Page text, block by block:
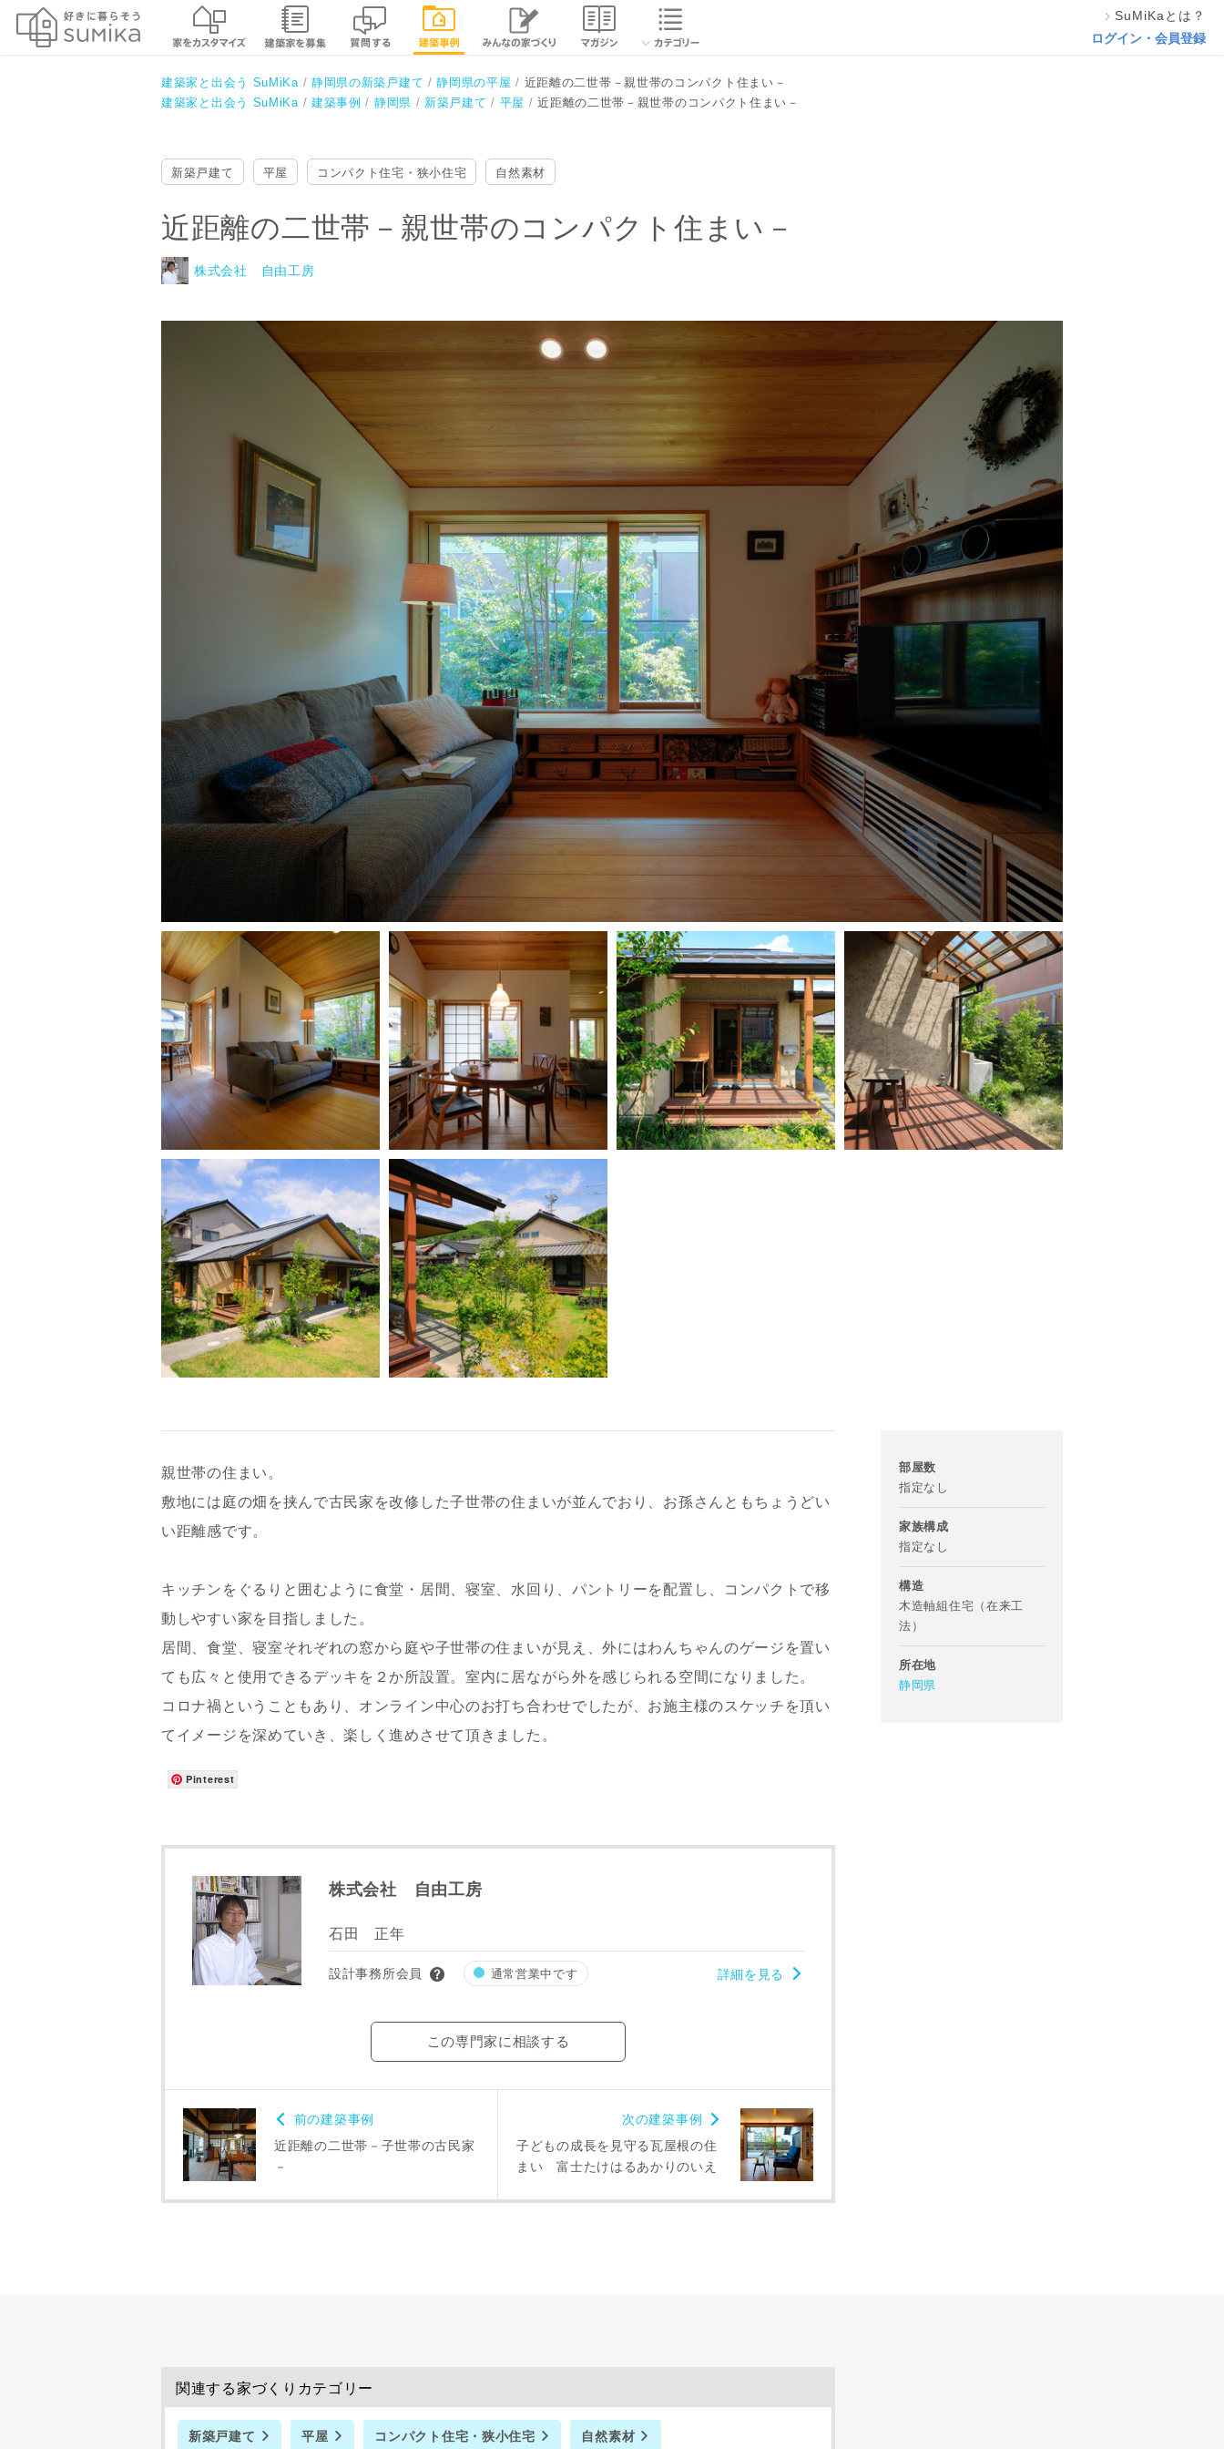
閉じる
SuMiKaとは？
ログイン・会員登録
建築家と出会う SuMiKa 静岡県の新築戸建て 静岡県の平屋
近距離の二世帯－親世帯のコンパクト住まい－
建築家と出会う SuMiKa
建築事例 静岡県 新築戸建て 平屋 近距離の二世帯－親世帯のコンパクト住まい－
近距離の二世帯－親世帯のコンパクト住まい－
株式会社 自由工房
新築戸建て 平屋 コンパクト住宅・狭小住宅 自然素材
近距離の二世帯－親世帯のコンパクト住まい－
株式会社 自由工房
親世帯の住まい。
敷地には庭の畑を挟んで古民家を改修した子世帯の住まいが並んでおり、お孫さんともちょうどい
い距離感です。
キッチンをぐるりと囲むように食堂・居間、寝室、水回り、パントリーを配置し、コンパクトで移
動しやすい家を目指しました。
居間、食堂、寝室それぞれの窓から庭や子世帯の住まいが見え、外にはわんちゃんのゲージを置い
ても広々と使用できるデッキを２か所設置。室内に居ながら外を感じられる空間になりました。
コロナ禍ということもあり、オンライン中心のお打ち合わせでしたが、お施主様のスケッチを頂い
てイメージを深めていき、楽しく進めさせて頂きました。
Pinterest
株式会社 自由工房
石田 正年
設計事務所会員 通常営業中です 詳細を見る
この専門家に相談する
前の建築事例
近距離の二世帯－子世帯の古民家
－
次の建築事例
子どもの成長を見守る瓦屋根の住
まい 富士たけはるあかりのいえ
部屋数
指定なし
家族構成
指定なし
構造
木造軸組住宅（在来工
法）
所在地
静岡県
関連する家づくりカテゴリー
新築戸建て 平屋 コンパクト住宅・狭小住宅 自然素材